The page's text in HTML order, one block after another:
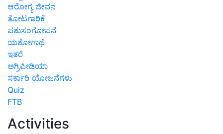
ಆರೋಗ್ಯ ಜೀವನ
ತೋಟಗಾರಿಕೆ
ಪಶುಸಂಗೋಪನೆ
ಯಶೋಗಾಥೆ
ಇತರೆ
ಅಗ್ರಿಪೀಡಿಯಾ
ಸರ್ಕಾರಿ ಯೋಜನೆಗಳು
Quiz
FTB
Activities